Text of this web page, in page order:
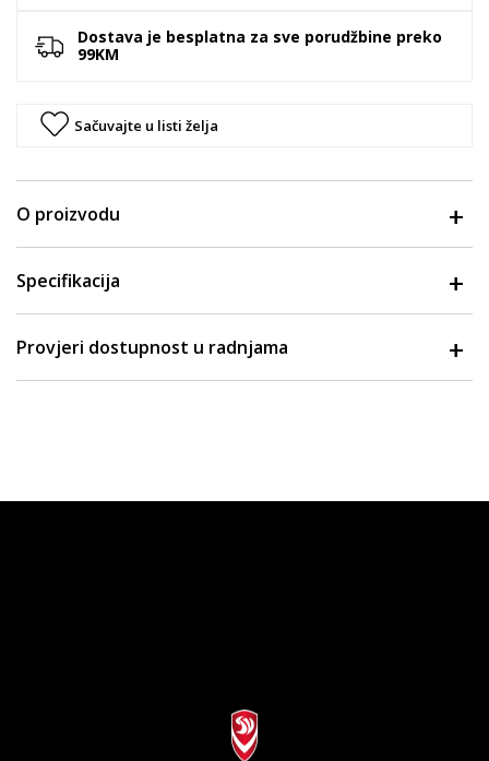
Dostava je besplatna za sve porudžbine preko
99KM
Sačuvajte u listi želja
O proizvodu
Specifikacija
Provjeri dostupnost u radnjama